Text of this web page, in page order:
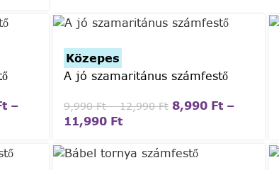
–
Közepes
A jó szamaritánus számfestő
9,990Ft – 12,990Ft 8,990 Ft –
11,990 Ft